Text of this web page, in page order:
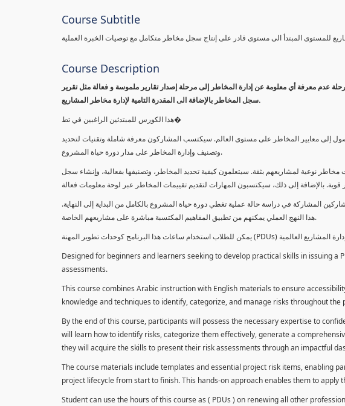
Course Subtitle
للمستوى المبتدأ الى مستوى قادر على إنتاج سجل مخاطر متكامل مع توصيات الخبرة العملية
Course Description
من مرحلة عدم معرفة أي معلومة عن إدارة المخاطر إلى مرحلة إصدار تقارير ملموسة و فعالة مثل تقرير
سجل المخاطر بالإضافة الى المقدرة التامية لإدارة مخاطر المشاريع.
هذا الكورس للمبتدئين الراغبين في تط�
الوصول إلى معايير المخاطر على مستوى العالم. سيكتسب المشاركون معرفة شاملة وتقنيات لتحديد
وتصنيف وإدارة المخاطر على مدار دورة حياة المشروع.
مخاطر نوعية لمشاريعهم بثقة. سيتعلمون كيفية تحديد المخاطر، وتصنيفها بفعالية، وإنشاء سجل
المشاركة في دراسة حالة عملية تغطي دورة حياة المشروع بالكامل من البداية إلى النهاية.
هذا النهج العملي يمكنهم من تطبيق المفاهيم المكتسبة مباشرة على مشاريعهم الخاصة.
Designed for beginners and learners seeking to develop practical skills in issuing a
assessments.
This course combines Arabic instruction with English materials to ensure
knowledge and techniques to identify, categorize, and manage risks throughout the
By the end of this course, participants will possess the necessary expertise to
will learn how to identify risks, categorize them effectively, generate a
they will acquire the skills to present their risk assessments through an impactful
The course materials include templates and essential project risk items, enabling
project lifecycle from start to finish. This hands-on approach enables them to
Student can use the hours of this course as ( PDUs ) on renewing all other